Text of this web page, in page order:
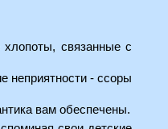
хлопоты, связанные с
неприятности - ссоры
вам обеспечены.